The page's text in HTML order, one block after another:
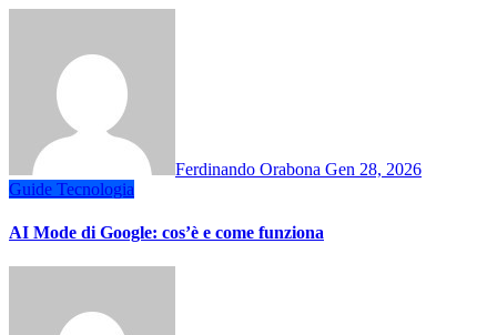
Ferdinando Orabona Gen 28, 2026
Guide Tecnologia
AI Mode di Google: cos’è e come funziona